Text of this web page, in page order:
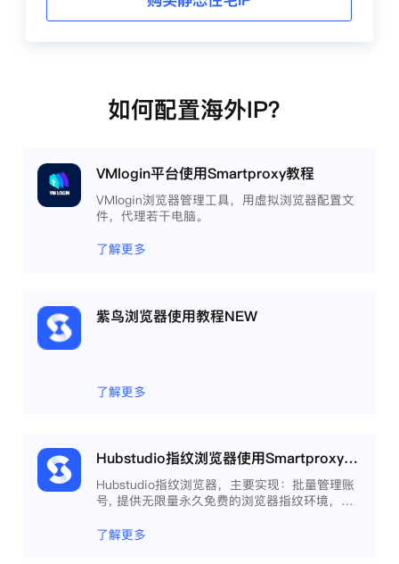
如何配置海外IP？
VMlogin平台使用Smartproxy教程
VMlogin浏览器管理工具，用虚拟浏览器配置文
件，代理若干电脑。
了解更多
紫鸟浏览器使用教程NEW
了解更多
Hubstudio指纹浏览器使用Smartproxy教程
Hubstudio指纹浏览器，主要实现：批量管理账
号, 提供无限量永久免费的浏览器指纹环境，并
工作效率 。
了解更多